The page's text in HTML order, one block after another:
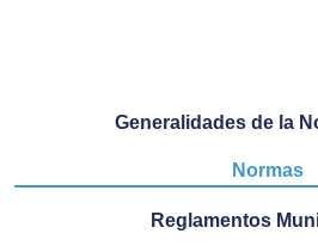
Generalidades de la
Normas
Reglamentos